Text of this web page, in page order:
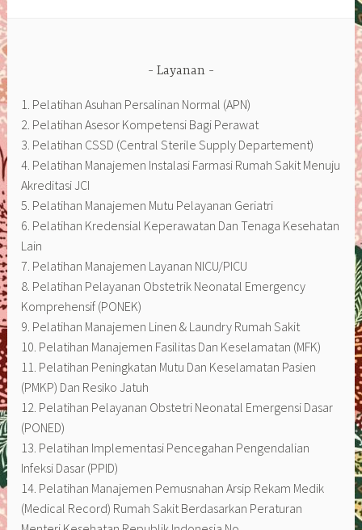
Layanan
1. Pelatihan Asuhan Persalinan Normal (APN)
2. Pelatihan Asesor Kompetensi Bagi Perawat
3. Pelatihan CSSD (Central Sterile Supply Departement)
4. Pelatihan Manajemen Instalasi Farmasi Rumah Sakit Menuju
Akreditasi JCI
5. Pelatihan Manajemen Mutu Pelayanan Geriatri
6. Pelatihan Kredensial Keperawatan Dan Tenaga Kesehatan
Lain
7. Pelatihan Manajemen Layanan NICU/PICU
8. Pelatihan Pelayanan Obstetrik Neonatal Emergency
Komprehensif (PONEK)
9. Pelatihan Manajemen Linen & Laundry Rumah Sakit
10. Pelatihan Manajemen Fasilitas Dan Keselamatan (MFK)
11. Pelatihan Peningkatan Mutu Dan Keselamatan Pasien
(PMKP) Dan Resiko Jatuh
12. Pelatihan Pelayanan Obstetri Neonatal Emergensi Dasar
(PONED)
13. Pelatihan Implementasi Pencegahan Pengendalian
Infeksi Dasar (PPID)
14. Pelatihan Manajemen Pemusnahan Arsip Rekam Medik
(Medical Record) Rumah Sakit Berdasarkan Peraturan